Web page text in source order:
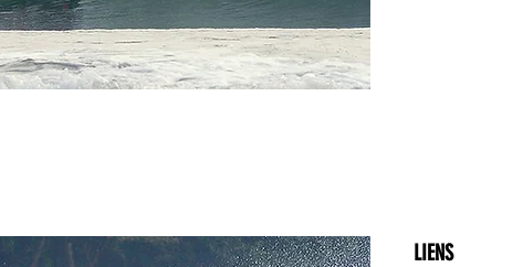
LIENS